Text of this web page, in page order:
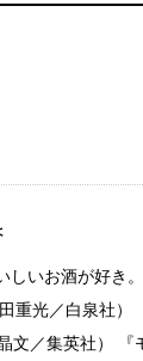
いお酒が好き。
重光／白泉社）
文／集英社） 『